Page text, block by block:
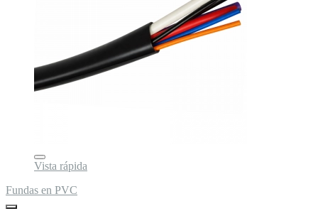
Vista rápida
Fundas en PVC